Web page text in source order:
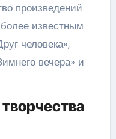
произведений
известным
человека»,
вечера» и